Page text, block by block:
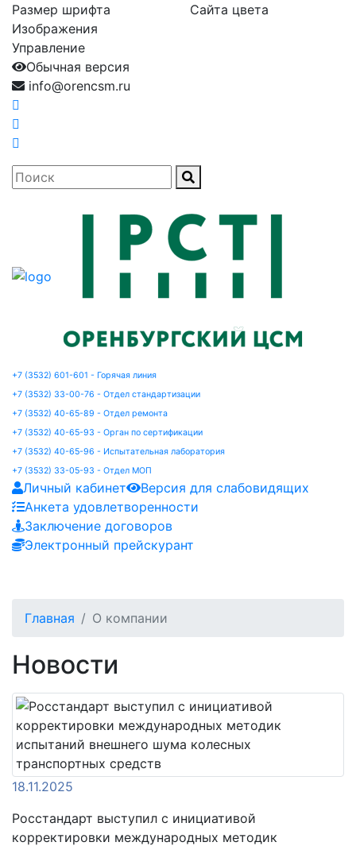
Размер шрифта
Сайта цвета
Изображения
Управление
Обычная версия
info@orencsm.ru
+7 (3532) 601-601 - Горячая линия
+7 (3532) 33-00-76 - Отдел стандартизации
+7 (3532) 40-65-89 - Отдел ремонта
+7 (3532) 40-65-93 - Орган по сертификации
+7 (3532) 40-65-96 - Испытательная лаборатория
+7 (3532) 33-05-93 - Отдел МОП
Личный кабинет
Версия для слабовидящих
Анкета удовлетворенности
Заключение договоров
Электронный прейскурант
Главная О компании
Новости
18.11.2025
Росстандарт выступил с инициативой
корректировки международных методик